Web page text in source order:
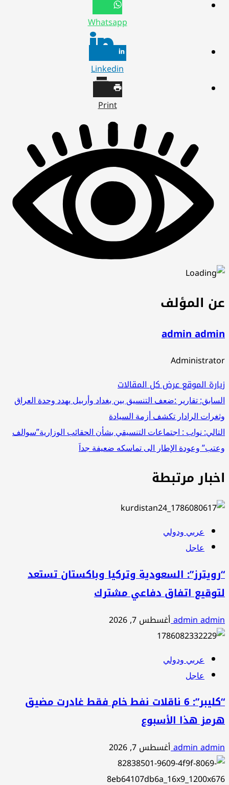
Whatsapp
Linkedin
Print
عن المؤلف
admin admin
Administrator
زيارة الموقععرض كل المقالات
تصفّح
المقالات
السابق: تقارير :ضعف التنسيق بين بغداد وأربيل يهدد وحدة العراق
وثغرات الرادار تكشف أزمة السيادة
التالي: نواب : اجتماعات التنسيقي بشأن الحقائب الوزارية”سوالف
وعتب” وعودة الإطار الى تماسكه ضعيفة جداَ
اخبار مرتبطة
عربي ودولي
عاجل
“رويترز”: السعودية وتركيا وباكستان تستعد
لتوقيع اتفاق دفاعي مشترك
admin adminأغسطس 7, 2026
عربي ودولي
عاجل
“كليبر”: 6 ناقلات نفط خام فقط غادرت مضيق
هرمز هذا الأسبوع
admin adminأغسطس 7, 2026